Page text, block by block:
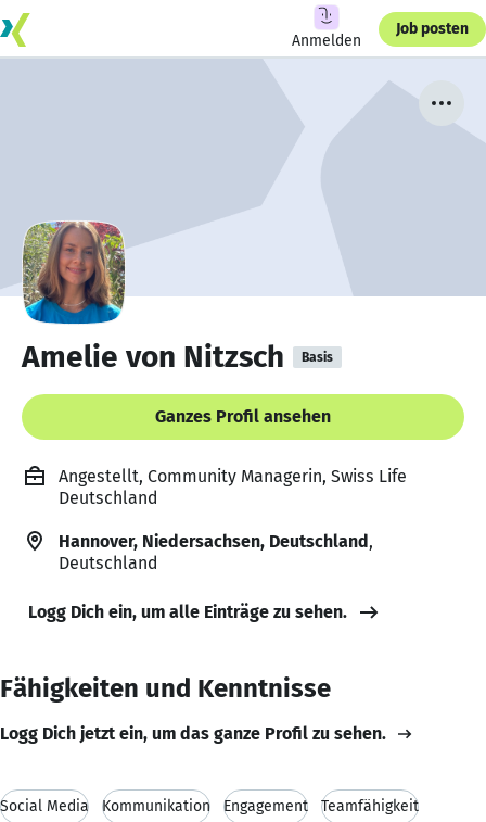
Anmelden
Job posten
Amelie von Nitzsch Basis
Ganzes Profil ansehen
Angestellt, Community Managerin, Swiss Life
Deutschland
Hannover, Niedersachsen, Deutschland,
Deutschland
Logg Dich ein, um alle Einträge zu sehen.
Fähigkeiten und Kenntnisse
Logg Dich jetzt ein, um das ganze Profil zu sehen.
Social Media Kommunikation Engagement Teamfähigkeit